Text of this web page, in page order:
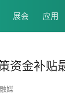
展会 应用
资金补
媒